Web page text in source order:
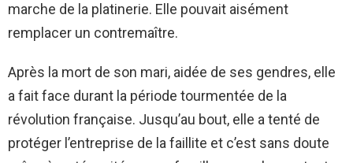
marche de la platinerie. Elle pouvait aisément
remplacer un contremaître.
Après la mort de son mari, aidée de ses gendres, elle
a fait face durant la période tourmentée de la
révolution française. Jusqu’au bout, elle a tenté de
protéger l’entreprise de la faillite et c’est sans doute